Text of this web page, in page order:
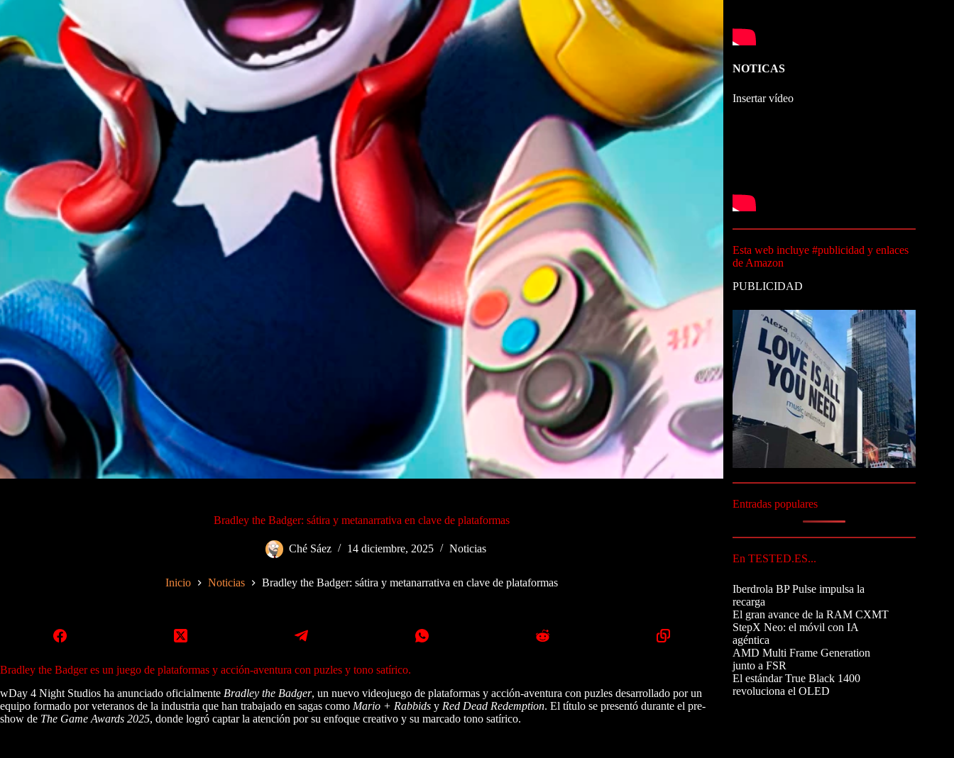
Bradley the Badger: sátira y metanarrativa en clave de plataformas
Ché Sáez 14 diciembre, 2025 Noticias
Inicio Noticias Bradley the Badger: sátira y metanarrativa en clave de plataformas
Bradley the Badger es un juego de plataformas y acción-aventura con puzles y tono satírico.
wDay 4 Night Studios ha anunciado oficialmente Bradley the Badger, un nuevo videojuego de plataformas y acción-aventura con puzles desarrollado por un
equipo formado por veteranos de la industria que han trabajado en sagas como Mario + Rabbids y Red Dead Redemption. El título se presentó durante el pre-
show de The Game Awards 2025, donde logró captar la atención por su enfoque creativo y su marcado tono satírico.
NOTICAS
Insertar vídeo
Esta web incluye #publicidad y enlaces
de Amazon
PUBLICIDAD
Entradas populares
En TESTED.ES...
Iberdrola BP Pulse impulsa la
recarga
El gran avance de la RAM CXMT
StepX Neo: el móvil con IA
agéntica
AMD Multi Frame Generation
junto a FSR
El estándar True Black 1400
revoluciona el OLED